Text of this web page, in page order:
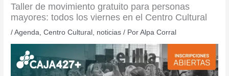
Taller de movimiento gratuito para personas
mayores: todos los viernes en el Centro Cultural
/Agenda ,Centro Cultural noticias / PorAlpa Corral